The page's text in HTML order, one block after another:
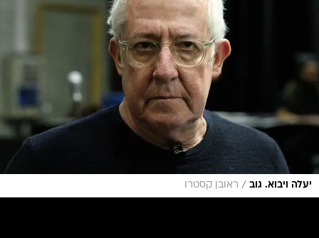
יעלה ויבוא. גוב / ראובן קסטרו